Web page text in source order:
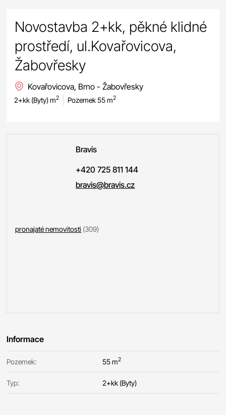
Novostavba 2+kk, pěkné klidné
prostředí, ul.Kovařovicova,
Žabovřesky
Kovařovicova, Brno - Žabovřesky
2+kk (Byty) m2 Pozemek 55 m2
Bravis
+420 725 811 144
bravis@bravis.cz
pronajaté nemovitosti (309)
Informace
Pozemek: 55 m2
Typ: 2+kk (Byty)